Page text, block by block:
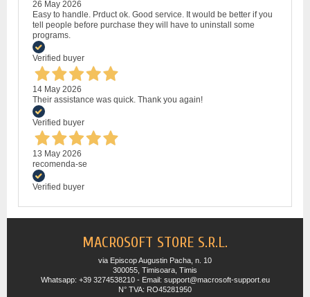
26 May 2026
Easy to handle. Prduct ok. Good service. It would be better if you
tell people before purchase they will have to uninstall some
programs.
Verified buyer
14 May 2026
Their assistance was quick. Thank you again!
Verified buyer
13 May 2026
recomenda-se
Verified buyer
MACROSOFT STORE S.R.L.
via Episcop Augustin Pacha, n. 10
300055, Timisoara, Timis
Whatsapp: +39 3274538210 - Email: support@macrosoft-support.eu
N° TVA: RO45281950